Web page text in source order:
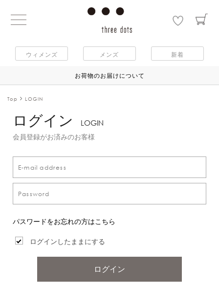
ウィメンズ メンズ 新着
お荷物のお届けについて
Top LOGIN
ログイン LOGIN
会員登録がお済みのお客様
パスワードをお忘れの方はこちら
ログインしたままにする
ログイン